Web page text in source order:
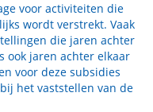
voor activiteiten die
wordt verstrekt. Vaak
die jaren achter
ook jaren achter elkaar
voor deze subsidies
het vaststellen van de